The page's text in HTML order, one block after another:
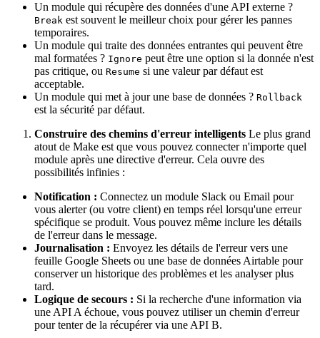
Un module qui récupère des données d'une API externe ?
Break est souvent le meilleur choix pour gérer les pannes
temporaires.
Un module qui traite des données entrantes qui peuvent être
mal formatées ? Ignore peut être une option si la donnée n'est
pas critique, ou Resume si une valeur par défaut est
acceptable.
Un module qui met à jour une base de données ? Rollback
est la sécurité par défaut.
Construire des chemins d'erreur intelligents Le plus grand
atout de Make est que vous pouvez connecter n'importe quel
module après une directive d'erreur. Cela ouvre des
possibilités infinies :
Notification : Connectez un module Slack ou Email pour
vous alerter (ou votre client) en temps réel lorsqu'une erreur
spécifique se produit. Vous pouvez même inclure les détails
de l'erreur dans le message.
Journalisation : Envoyez les détails de l'erreur vers une
feuille Google Sheets ou une base de données Airtable pour
conserver un historique des problèmes et les analyser plus
tard.
Logique de secours : Si la recherche d'une information via
une API A échoue, vous pouvez utiliser un chemin d'erreur
pour tenter de la récupérer via une API B.